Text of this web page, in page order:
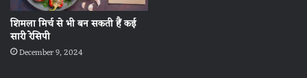
श‍िमला म‍िर्च से भी बन सकती हैं कई
सारी रेसिपी
December 9, 2024